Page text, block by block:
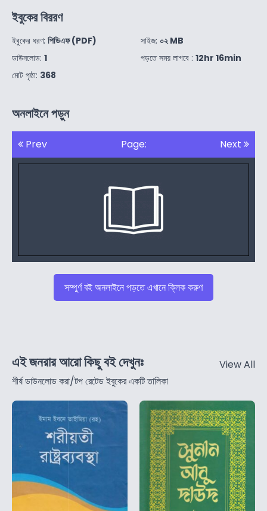
ইবুকের বিররণ
ইবুকের ধরণ: পিডিএফ (PDF)
ডাউনলোড: 1
মোট পৃষ্ঠা: 368
সাইজ: ০২ MB
পড়তে সময় লাগবে : 12hr 16min
অনলাইনে পড়ুন
Prev Page: Next
সম্পুর্ণ বই অনলাইনে পড়তে এখানে ক্লিক করুণ
এই জনরার আরো কিছু বই দেখুনঃ
শীর্ষ ডাউনলোড করা/টপ রেটেড ইবুকের একটি তালিকা
View All